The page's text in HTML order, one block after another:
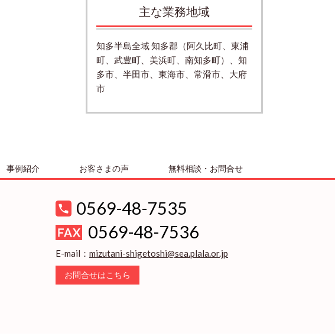
主な業務地域
知多半島全域 知多郡（阿久比町、東浦
町、武豊町、美浜町、南知多町）、知
多市、半田市、東海市、常滑市、大府
市
事例紹介 お客さまの声 無料相談・お問合せ
0569-48-7535
0569-48-7536
E-mail： mizutani-shigetoshi@sea.plala.or.jp
お問合せはこちら